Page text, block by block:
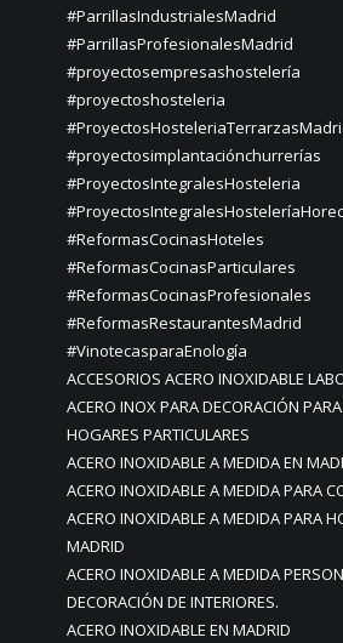
#ParrillasIndustrialesMadrid
#ParrillasProfesionalesMadrid
#proyectosempresashostelería
#proyectoshosteleria
#proyectosimplantaciónchurrerías
#ProyectosIntegralesHosteleria
#ReformasCocinasHoteles
#ReformasCocinasParticulares
#ReformasCocinasProfesionales
#ReformasRestaurantesMadrid
#VinotecasparaEnología
ACCESORIOS ACERO INOXIDABLE
ACERO INOX PARA DECORACIÓN
HOGARES PARTICULARES
ACERO INOXIDABLE A MEDIDA EN
ACERO INOXIDABLE A MEDIDA PARA
ACERO INOXIDABLE A MEDIDA PARA
MADRID
ACERO INOXIDABLE A MEDIDA
DECORACIÓN DE INTERIORES.
ACERO INOXIDABLE EN MADRID